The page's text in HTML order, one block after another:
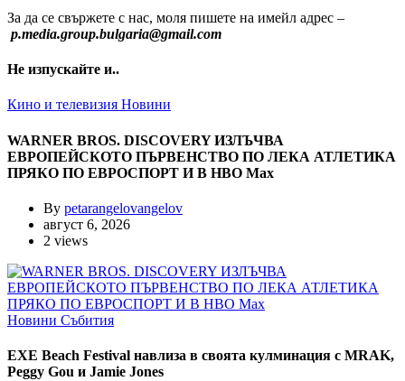
За да се свържете с нас, моля пишете на имейл адрес –
p.media.group.bulgaria@gmail.com
Не изпускайте и..
Кино и телевизия Новини
WARNER BROS. DISCOVERY ИЗЛЪЧВА
ЕВРОПЕЙСКОТО ПЪРВЕНСТВО ПО ЛЕКА АТЛЕТИКА
ПРЯКО ПО ЕВРОСПОРТ И В НВО Мах
By petarangelovangelov
август 6, 2026
2 views
Новини Събития
EXE Beach Festival навлиза в своята кулминация с MRAK,
Peggy Gou и Jamie Jones